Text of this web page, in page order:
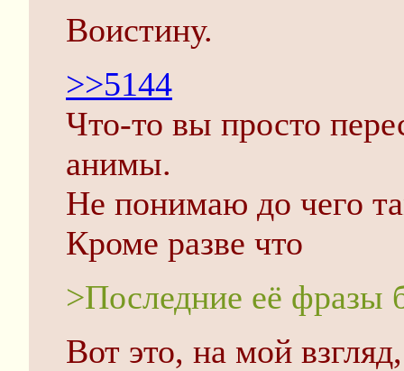
Воистину.
>>5144
Что-то вы просто
анимы.
Не понимаю до чего
Кроме разве что
>Последние её фразы
Вот это, на мой